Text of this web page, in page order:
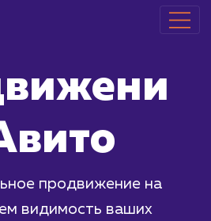
продвижение на